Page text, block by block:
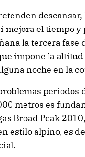
mejora el tiempo y
la tercera fase
impone la
noche en la
periodos
metros es
Broad Peak
estilo alpino, es